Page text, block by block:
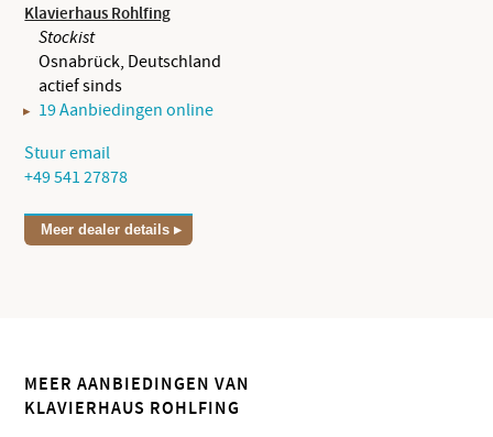
Klavierhaus Rohlfing
Stockist
Osnabrück, Deutschland
actief sinds
19 Aanbiedingen online
Stuur email
+49 541 27878
Meer dealer details
MEER AANBIEDINGEN VAN
KLAVIERHAUS ROHLFING